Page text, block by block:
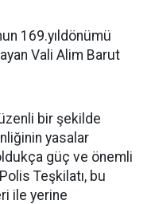
169.yıldönümü
Vali Alim Barut
bir şekilde
yasalar
güç ve önemli
Teşkilatı, bu
ile yerine